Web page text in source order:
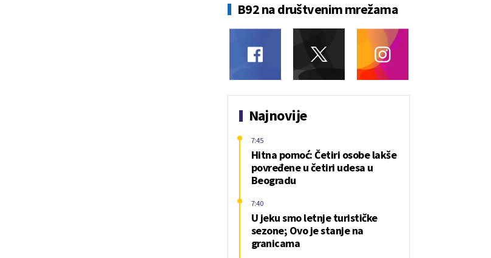
B92 na društvenim mrežama
Najnovije
Hitna pomoć: Četiri osobe lakše
povređene u četiri udesa u
Beogradu
7:45
U jeku smo letnje turističke
sezone; Ovo je stanje na
granicama
7:40